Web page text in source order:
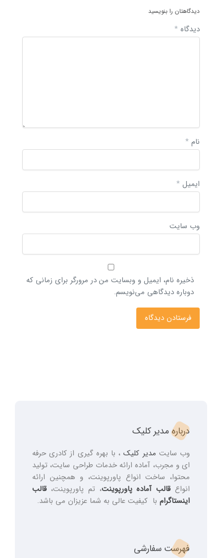
دیدگاهتان را بنویسید
دیدگاه *
نام *
ایمیل *
وب‌ سایت
ذخیره نام، ایمیل و وبسایت من در مرورگر برای زمانی که
دوباره دیدگاهی می‌نویسم.
درباره مدیر کلیک
وب سایت مدیر کلیک، با بهره گیری از کادری حرفه
ای و مجرب، آماده ارائه خدمات طراحی سایت، تولید
محتوا، ساخت انواع پاورپوینت، و همچنین ارائه
انواعقالب آماده پاورپوینت، تم پاورپوینت،قالب
اینستاگرام با کیفیت عالی به شما عزیزان می باشد.
فهرست سفارشی